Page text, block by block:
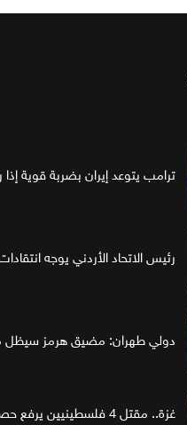
ترامب يتوعد إيران بضربة قوية
رئيس الاتحاد الأردني يوجه
دولي طهران: مضيق هرمز سيظل